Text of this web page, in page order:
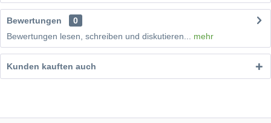
Bewertungen
0
Bewertungen lesen, schreiben und diskutieren... mehr
Kunden kauften auch